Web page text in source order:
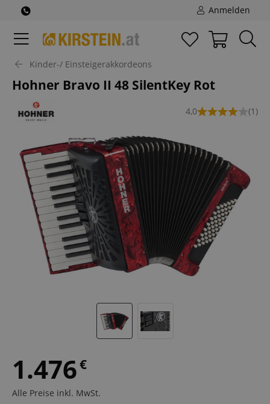
Anmelden
Kinder-/ Einsteigerakkordeons
Hohner Bravo II 48 SilentKey Rot
4,0 (1)
1.476€
Alle Preise inkl. MwSt.